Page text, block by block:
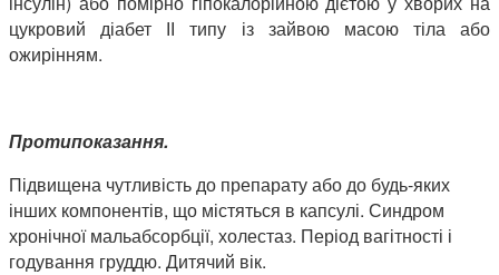
цукровий діабет ІІ типу із зайвою масою тіла або
ожирінням.
Протипоказання.
Підвищена чутливість до препарату або до будь-яких
інших компонентів, що містяться в капсулі. Синдром
хронічної мальабсорбції, холестаз. Період вагітності і
годування груддю. Дитячий вік.